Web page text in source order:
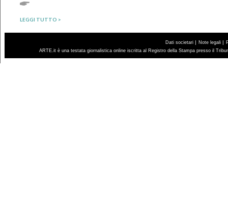
LEGGI TUTTO >
Dati societari | Note legali |
ARTE.it è una testata giornalistica online iscritta al Registro della Stampa presso il